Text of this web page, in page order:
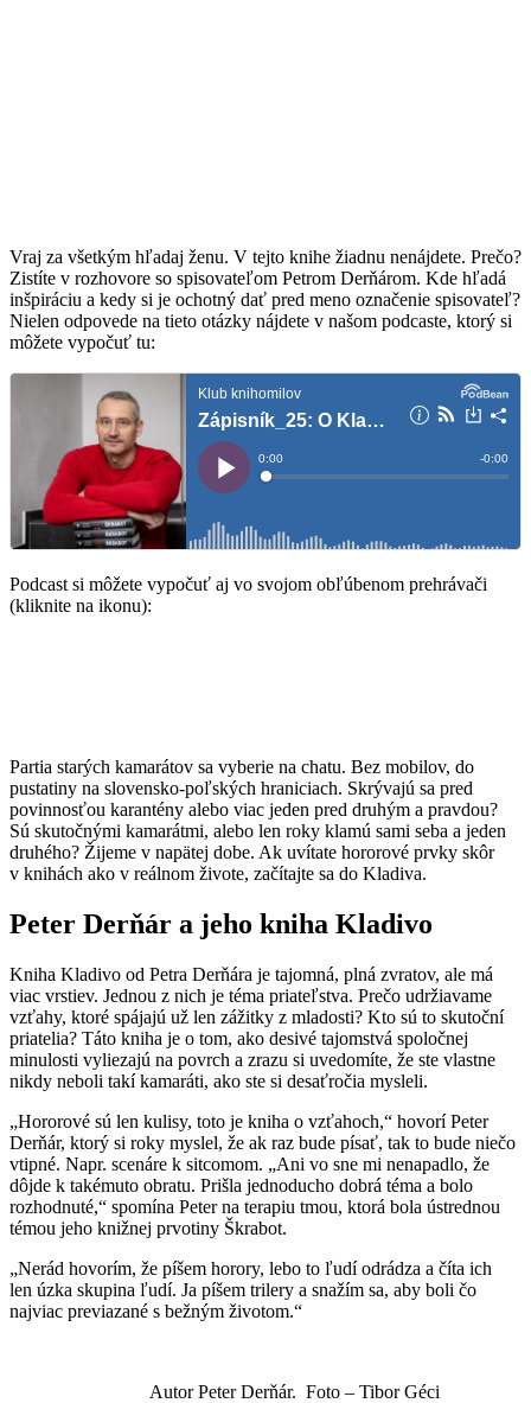
Vraj za všetkým hľadaj ženu. V tejto knihe žiadnu nenájdete. Prečo?
Zistíte v rozhovore so spisovateľom Petrom Derňárom. Kde hľadá
inšpiráciu a kedy si je ochotný dať pred meno označenie spisovateľ?
Nielen odpovede na tieto otázky nájdete v našom podcaste, ktorý si
môžete vypočuť tu:
Podcast si môžete vypočuť aj vo svojom obľúbenom prehrávači
(kliknite na ikonu):
Partia starých kamarátov sa vyberie na chatu. Bez mobilov, do
pustatiny na slovensko-poľských hraniciach. Skrývajú sa pred
povinnosťou karantény alebo viac jeden pred druhým a pravdou?
Sú skutočnými kamarátmi, alebo len roky klamú sami seba a jeden
druhého? Žijeme v napätej dobe. Ak uvítate hororové prvky skôr
v knihách ako v reálnom živote, začítajte sa do Kladiva.
Peter Derňár a jeho kniha Kladivo
Kniha Kladivo od Petra Derňára je tajomná, plná zvratov, ale má
viac vrstiev. Jednou z nich je téma priateľstva. Prečo udržiavame
vzťahy, ktoré spájajú už len zážitky z mladosti? Kto sú to skutoční
priatelia? Táto kniha je o tom, ako desivé tajomstvá spoločnej
minulosti vyliezajú na povrch a zrazu si uvedomíte, že ste vlastne
nikdy neboli takí kamaráti, ako ste si desaťročia mysleli.
„Hororové sú len kulisy, toto je kniha o vzťahoch,“ hovorí Peter
Derňár, ktorý si roky myslel, že ak raz bude písať, tak to bude niečo
vtipné. Napr. scenáre k sitcomom. „Ani vo sne mi nenapadlo, že
dôjde k takémuto obratu. Prišla jednoducho dobrá téma a bolo
rozhodnuté,“ spomína Peter na terapiu tmou, ktorá bola ústrednou
témou jeho knižnej prvotiny Škrabot.
„Nerád hovorím, že píšem horory, lebo to ľudí odrádza a číta ich
len úzka skupina ľudí. Ja píšem trilery a snažím sa, aby boli čo
najviac previazané s bežným životom.“
Autor Peter Derňár. Foto – Tibor Géci